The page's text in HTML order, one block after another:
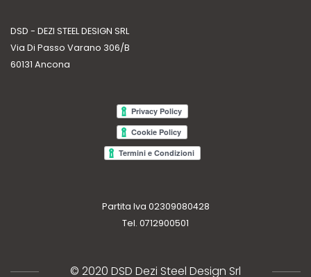
© 2020 DSD Dezi Steel Design Srl
DSD - DEZI STEEL DESIGN SRL
Via Di Passo Varano 306/B
60131 Ancona
Partita Iva 02309080428
Tel. 0712900501